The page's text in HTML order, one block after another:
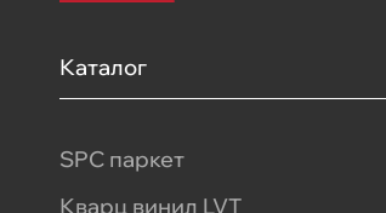
Каталог
SPC паркет
Кварц винил LVT